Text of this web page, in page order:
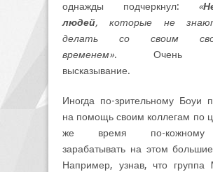
однажды подчеркнул: «
людей, которые не
делать со своим
временем». Очень
высказывание.
Иногда по-зрительному Боуи
на помощь своим коллегам по
же время по-
зарабатывать на этом
Например, узнав, что группа